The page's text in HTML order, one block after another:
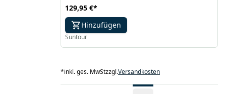
129,95 €*
Hinzufügen
Suntour
*inkl. ges. MwStzzgl.Versandkosten